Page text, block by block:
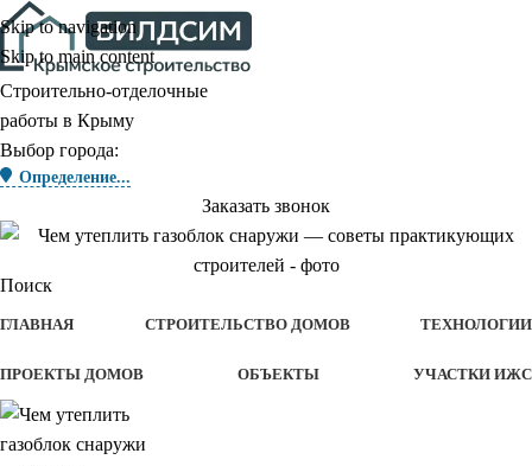
Skip to navigation
Skip to main content
Строительно-отделочные
работы в Крыму
Выбор города:
Определение...
Заказать звонок
Поиск
ГЛАВНАЯ СТРОИТЕЛЬСТВО ДОМОВ ТЕХНОЛОГИИ
ПРОЕКТЫ ДОМОВ ОБЪЕКТЫ УЧАСТКИ ИЖС